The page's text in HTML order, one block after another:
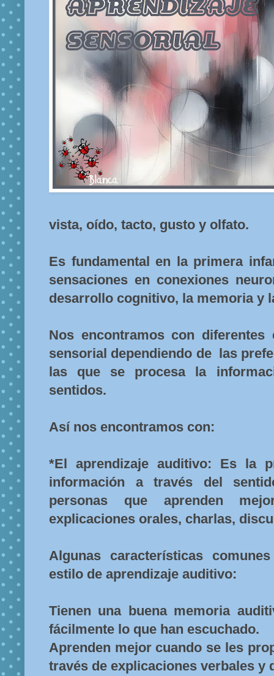
vista, oído, tacto, gusto y olfato.
Es fundamental en la primera
sensaciones en conexiones
desarrollo cognitivo, la memoria y
Nos encontramos con diferentes
sensorial dependiendo de las
las que se procesa la
sentidos.
Así nos encontramos con:
*El aprendizaje auditivo: Es la
información a través del
personas que aprenden
explicaciones orales, charlas,
Algunas características
estilo de aprendizaje auditivo:
Tienen una buena memoria
fácilmente lo que han escuchado.
Aprenden mejor cuando se les
través de explicaciones verbales y